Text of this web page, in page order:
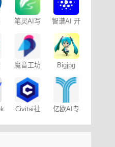
笔灵AI写
智谱AI 开
魔音工坊 Bigjpg
Civitai社
亿欧AI专